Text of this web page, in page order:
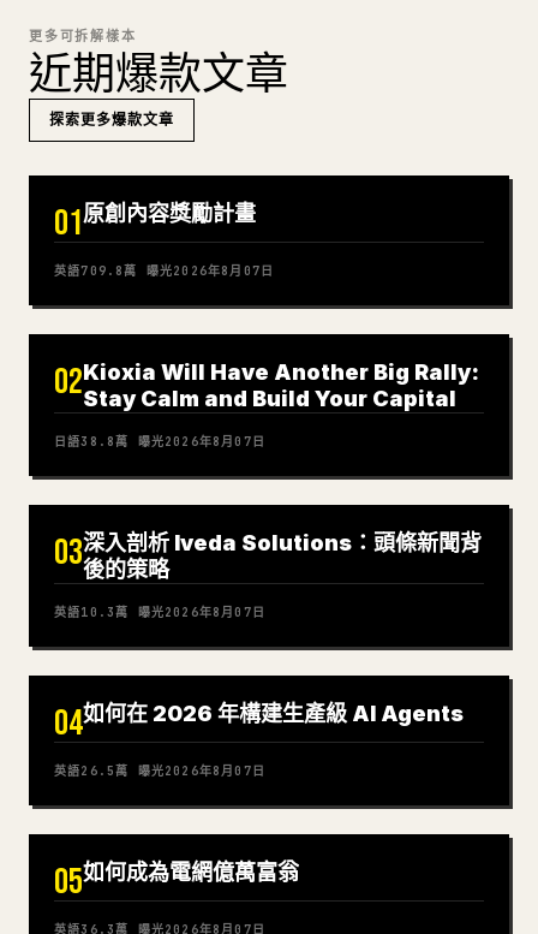
更多可拆解樣本
近期爆款文章
探索更多爆款文章
01原創內容獎勵計畫
英語709.8萬 曝光2026年8月07日
02Kioxia Will Have Another Big Rally:
Stay Calm and Build Your Capital
日語38.8萬 曝光2026年8月07日
03深入剖析 Iveda Solutions：頭條新聞背
後的策略
英語10.3萬 曝光2026年8月07日
04如何在 2026 年構建生產級 AI Agents
英語26.5萬 曝光2026年8月07日
05如何成為電網億萬富翁
英語36.3萬 曝光2026年8月07日